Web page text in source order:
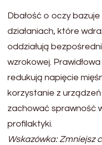
Dbałość o oczy
działaniach, które
oddziałują
wzrokowej.
redukują napięcie
korzystanie z
zachować sprawność
profilaktyki.
Wskazówka: Zmniejsz